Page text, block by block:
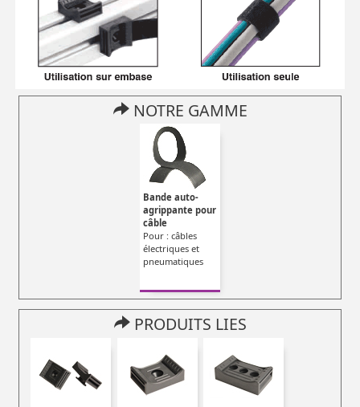
NOTRE GAMME
Bande auto-
agrippante pour
câble
Pour : câbles
électriques et
pneumatiques
PRODUITS LIES